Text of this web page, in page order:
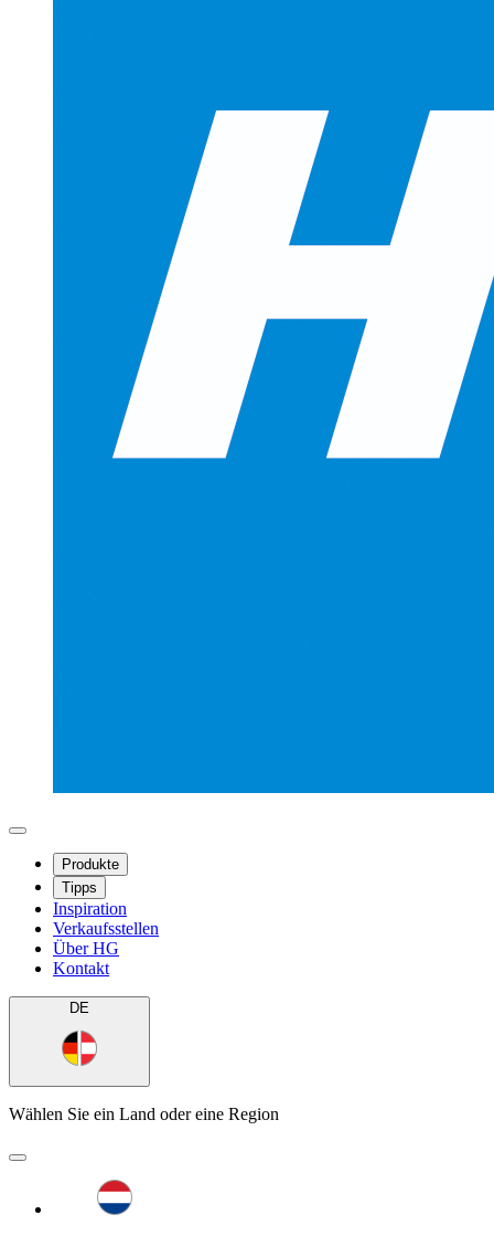
Produkte
Tipps
Inspiration
Verkaufsstellen
Über HG
Kontakt
DE
Wählen Sie ein Land oder eine Region